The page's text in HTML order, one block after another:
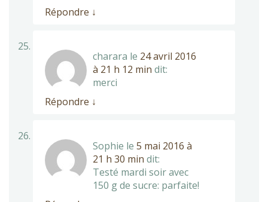
Répondre ↓
charara le 24 avril 2016
à 21 h 12 min dit:
merci
Répondre ↓
Sophie le 5 mai 2016 à
21 h 30 min dit:
Testé mardi soir avec
150 g de sucre: parfaite!